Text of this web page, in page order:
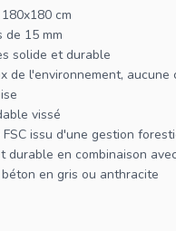
cm
de 15 mm
solide et durable
de l'environnement, aucune
vissé
FSC issu d'une gestion
durable en combinaison
en gris ou anthracite